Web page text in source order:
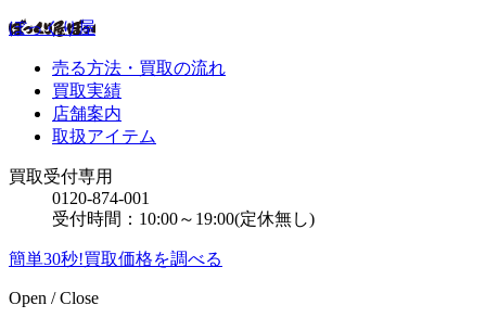
ぼっくり屋
売る方法・買取の流れ
買取実績
店舗案内
取扱アイテム
買取受付専用
0120-874-001
受付時間：10:00～19:00(定休無し)
簡単30秒!買取価格を調べる
Open / Close